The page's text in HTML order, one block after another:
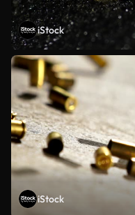
iStock
iStock